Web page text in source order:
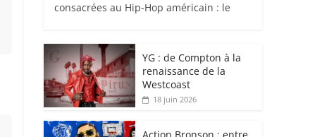
consacrées au Hip-Hop américain : le
YG : de Compton à la
renaissance de la
Westcoast
18 juin 2026